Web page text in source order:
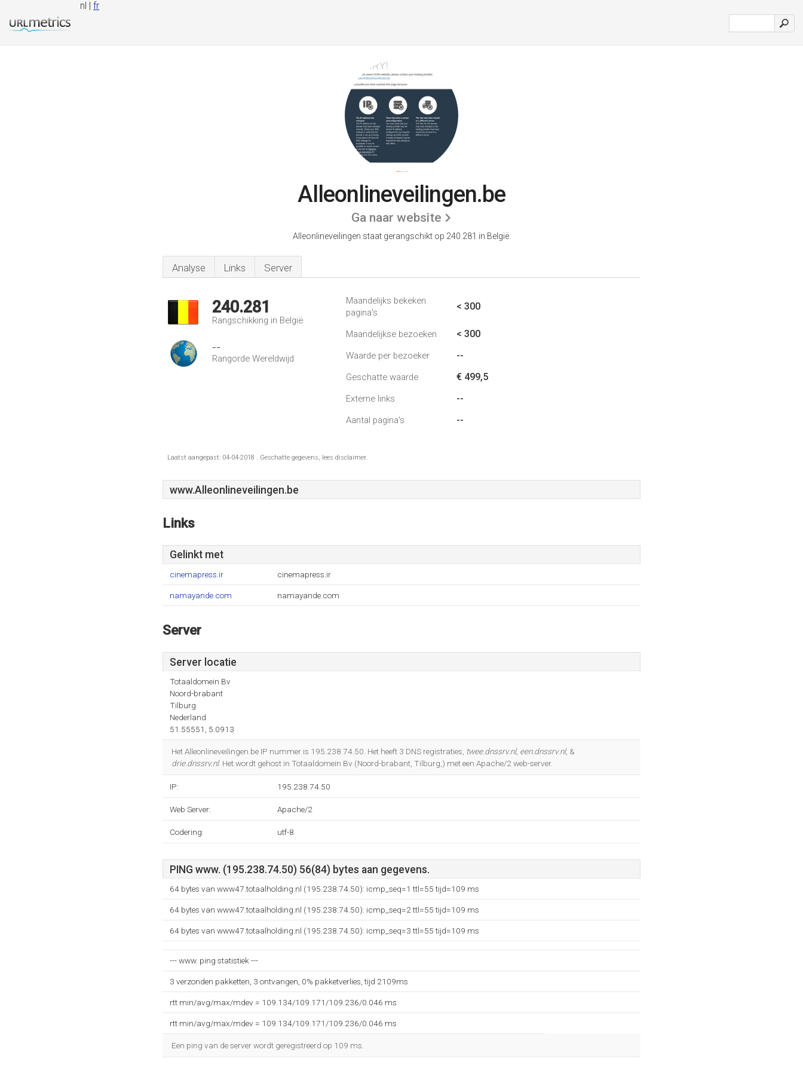
nl | fr
Alleonlineveilingen.be
Ga naar website
Alleonlineveilingen staat gerangschikt op 240.281 in België.
Analyse Links Server
240.281
Rangschikking in België
--
Rangorde Wereldwijd
Maandelijks bekeken
pagina's
< 300
Maandelijkse bezoeken < 300
Waarde per bezoeker --
Geschatte waarde € 499,5
Externe links --
Aantal pagina's --
Laatst aangepast: 04-04-2018 . Geschatte gegevens, lees disclaimer.
www.Alleonlineveilingen.be
Links
Gelinkt met
cinemapress.ir cinemapress.ir
namayande.com namayande.com
Server
Server locatie
Totaaldomein Bv
Noord-brabant
Tilburg
Nederland
51.55551, 5.0913
Het Alleonlineveilingen.be IP nummer is 195.238.74.50. Het heeft 3 DNS registraties, twee.dnssrv.nl, een.dnssrv.nl, &
drie.dnssrv.nl. Het wordt gehost in Totaaldomein Bv (Noord-brabant, Tilburg,) met een Apache/2 web-server.
IP: 195.238.74.50
Web Server: Apache/2
Codering: utf-8
PING www. (195.238.74.50) 56(84) bytes aan gegevens.
64 bytes van www47.totaalholding.nl (195.238.74.50): icmp_seq=1 ttl=55 tijd=109 ms
64 bytes van www47.totaalholding.nl (195.238.74.50): icmp_seq=2 ttl=55 tijd=109 ms
64 bytes van www47.totaalholding.nl (195.238.74.50): icmp_seq=3 ttl=55 tijd=109 ms
--- www. ping statistiek ---
3 verzonden pakketten, 3 ontvangen, 0% pakketverlies, tijd 2109ms
rtt min/avg/max/mdev = 109.134/109.171/109.236/0.046 ms
rtt min/avg/max/mdev = 109.134/109.171/109.236/0.046 ms
Een ping van de server wordt geregistreerd op 109 ms.